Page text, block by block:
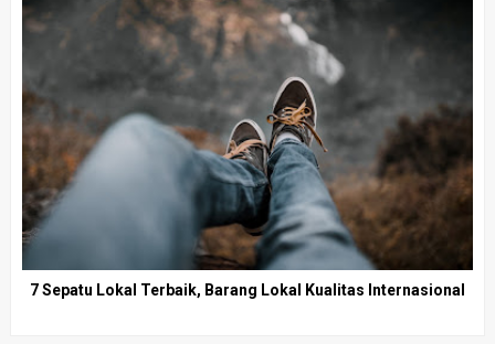
7 Sepatu Lokal Terbaik, Barang Lokal Kualitas Internasional